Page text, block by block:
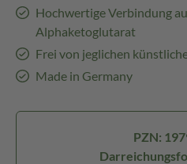
Hochwertige Verbindung
Alphaketoglutarat
Frei von jeglichen
Made in Germany
PZN: